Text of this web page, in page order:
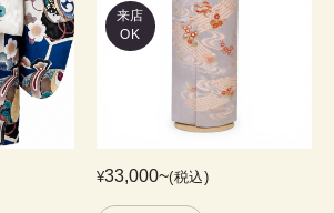
来店
OK
¥33,000~(税込)